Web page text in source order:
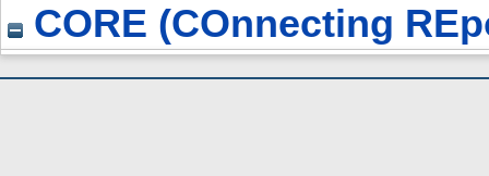
CORE (COnnecting